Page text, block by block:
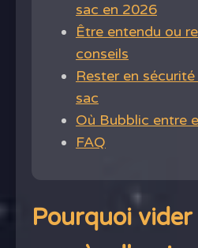
sac en 2026
Être entendu ou
conseils
Rester en
sac
Où Bubblic entre
FAQ
Pourquoi vider